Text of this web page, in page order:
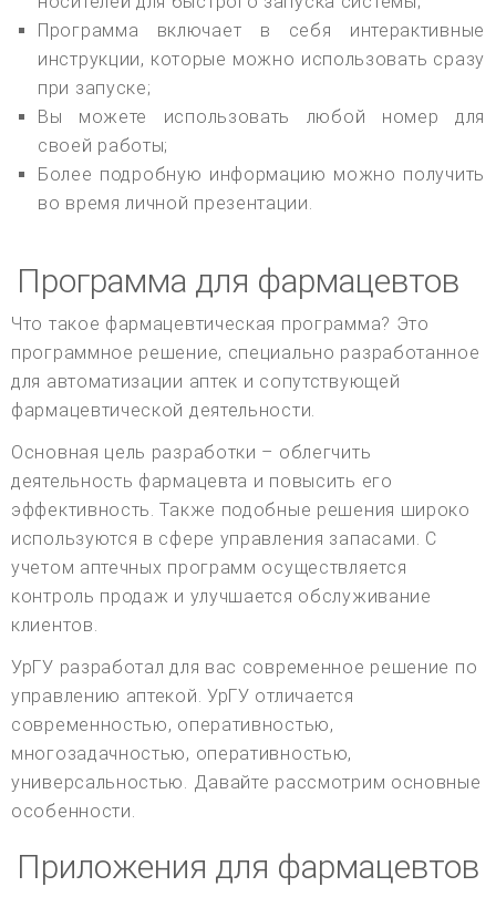
Программа включает в себя интерактивные
инструкции, которые можно использовать сразу
при запуске;
Вы можете использовать любой номер для
своей работы;
Более подробную информацию можно получить
во время личной презентации.
Программа для фармацевтов
Что такое фармацевтическая программа? Это
программное решение, специально разработанное
для автоматизации аптек и сопутствующей
фармацевтической деятельности.
Основная цель разработки – облегчить
деятельность фармацевта и повысить его
эффективность. Также подобные решения широко
используются в сфере управления запасами. С
учетом аптечных программ осуществляется
контроль продаж и улучшается обслуживание
клиентов.
УрГУ разработал для вас современное решение по
управлению аптекой. УрГУ отличается
современностью, оперативностью,
многозадачностью, оперативностью,
универсальностью. Давайте рассмотрим основные
особенности.
Приложения для фармацевтов